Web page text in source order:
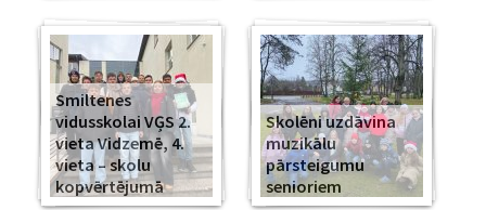
Smiltenes
vidusskolai VĢS 2.
vieta Vidzemē, 4.
vieta – skolu
kopvērtējumā
Skolēni uzdāvina
muzikālu
pārsteigumu
senioriem